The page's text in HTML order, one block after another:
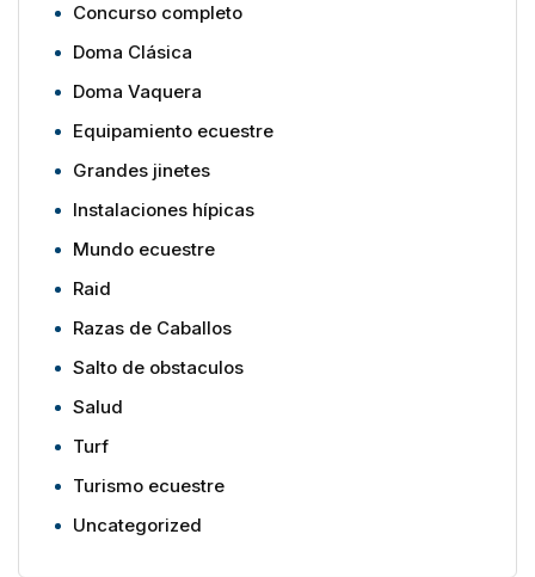
Concurso completo
Doma Clásica
Doma Vaquera
Equipamiento ecuestre
Grandes jinetes
Instalaciones hípicas
Mundo ecuestre
Raid
Razas de Caballos
Salto de obstaculos
Salud
Turf
Turismo ecuestre
Uncategorized